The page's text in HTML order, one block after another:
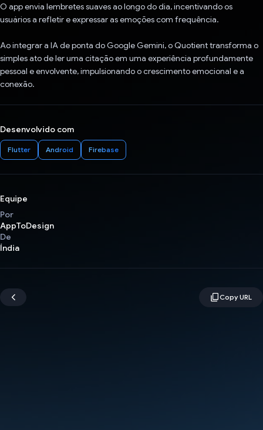
O app envia lembretes suaves ao longo do dia, incentivando os
usuários a refletir e expressar as emoções com frequência.
Ao integrar a IA de ponta do Google Gemini, o Quotient transforma o
simples ato de ler uma citação em uma experiência profundamente
pessoal e envolvente, impulsionando o crescimento emocional e a
conexão.
Desenvolvido com
Flutter Android Firebase
Equipe
Por
AppToDesign
De
Índia